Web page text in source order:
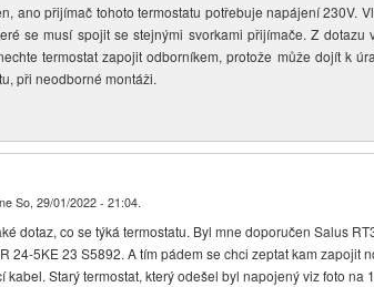
ano přijímač tohoto termostatu potřebuje napájení 230V.
se musí spojit se stejnými svorkami přijímače. Z dotazu
termostat zapojit odborníkem, protože může dojít k
při neodborné montáži.
So, 29/01/2022 - 21:04
dotaz, co se týká termostatu. Byl mne doporučen Salus
24-5KE 23 S5892. A tím pádem se chci zeptat kam zapojit
kabel. Starý termostat, který odešel byl napojený viz foto na